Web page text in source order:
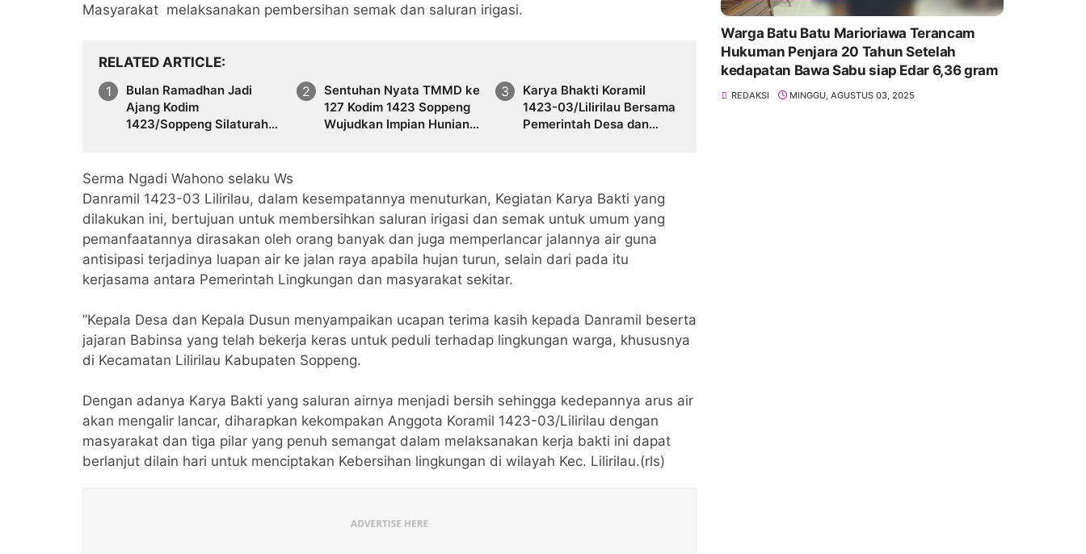
Masyarakat melaksanakan pembersihan semak dan saluran irigasi.
RELATED ARTICLE
Bulan Ramadhan Jadi
Ajang Kodim
1423/Soppeng Silaturahmi
Sentuhan Nyata TMMD ke
127 Kodim 1423 Soppeng
Wujudkan Impian Hunian
Karya Bhakti Koramil
1423-03/Lilirilau Bersama
Pemerintah Desa dan
Serma Ngadi Wahono selaku Ws
Danramil 1423-03 Lilirilau, dalam kesempatannya menuturkan, Kegiatan Karya Bakti yang
dilakukan ini, bertujuan untuk membersihkan saluran irigasi dan semak untuk umum yang
pemanfaatannya dirasakan oleh orang banyak dan juga memperlancar jalannya air guna
antisipasi terjadinya luapan air ke jalan raya apabila hujan turun, selain dari pada itu
kerjasama antara Pemerintah Lingkungan dan masyarakat sekitar.
”Kepala Desa dan Kepala Dusun menyampaikan ucapan terima kasih kepada Danramil beserta
jajaran Babinsa yang telah bekerja keras untuk peduli terhadap lingkungan warga, khususnya
di Kecamatan Lilirilau Kabupaten Soppeng.
Dengan adanya Karya Bakti yang saluran airnya menjadi bersih sehingga kedepannya arus air
akan mengalir lancar, diharapkan kekompakan Anggota Koramil 1423-03/Lilirilau dengan
masyarakat dan tiga pilar yang penuh semangat dalam melaksanakan kerja bakti ini dapat
berlanjut dilain hari untuk menciptakan Kebersihan lingkungan di wilayah Kec. Lilirilau.(rls)
Warga Batu Batu Marioriawa Terancam
Hukuman Penjara 20 Tahun Setelah
kedapatan Bawa Sabu siap Edar 6,36 gram
REDAKSI MINGGU, AGUSTUS 03, 2025